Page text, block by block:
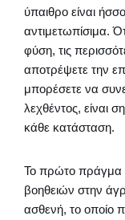
ύπαιθρο είναι
αντιμετωπίσιμα.
φύση, τις
αποτρέψετε την
μπορέσετε να
λεχθέντος, είναι
κάθε κατάσταση.
Το πρώτο πράγμα
βοηθειών στην
ασθενή, το οποίο